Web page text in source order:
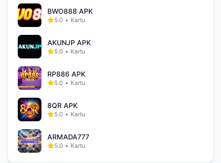
BWO888 APK
5.0 • Kartu
AKUNJP APK
5.0 • Kartu
RP886 APK
5.0 • Kartu
8QR APK
5.0 • Kartu
ARMADA777
5.0 • Kartu